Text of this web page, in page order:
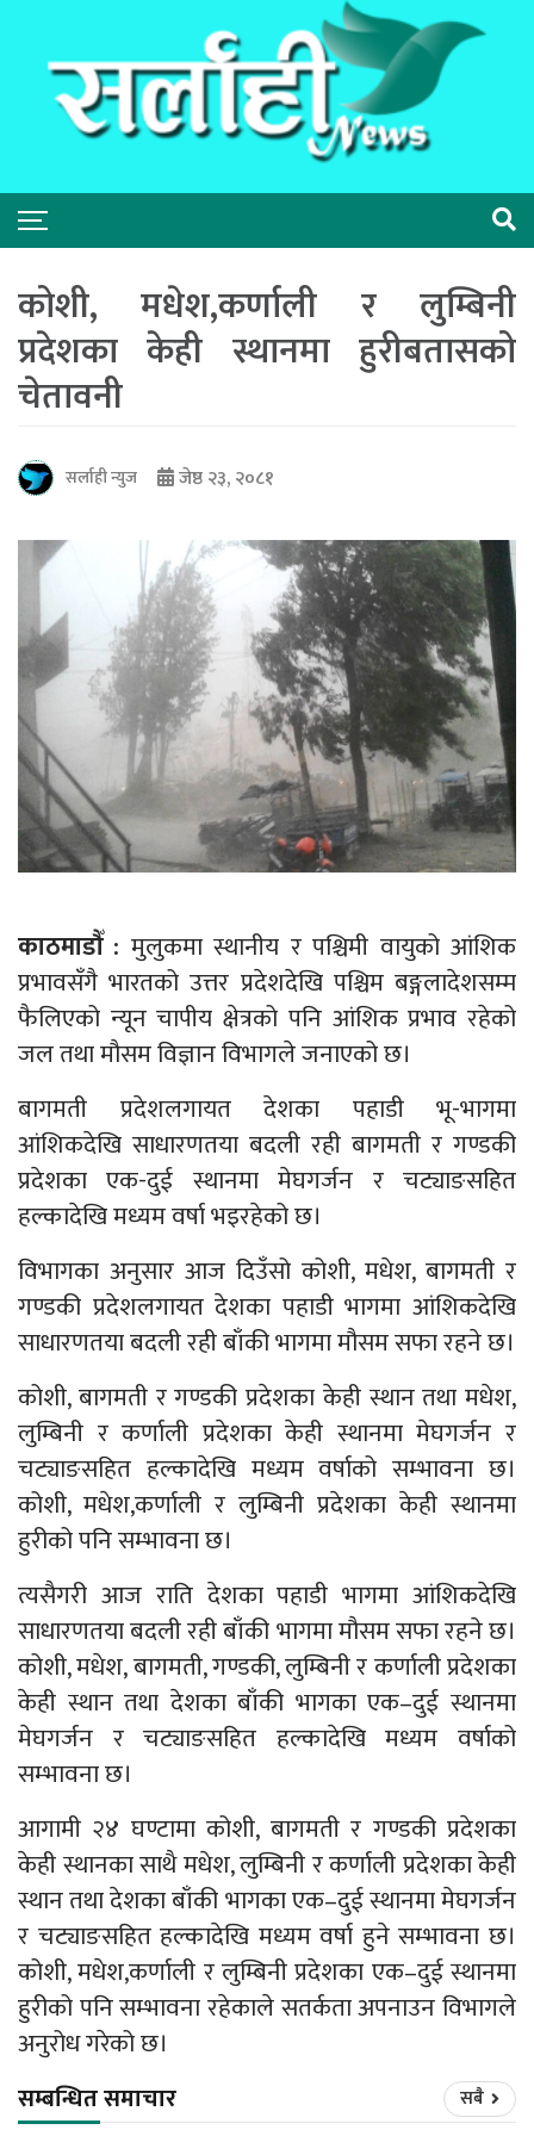
कोशी, मधेश,कर्णाली र लुम्बिनी
प्रदेशका केही स्थानमा हुरीबतासको
चेतावनी
सर्लाही न्युज जेष्ठ २३, २०८१
काठमाडौँ : मुलुकमा स्थानीय र पश्चिमी वायुको आंशिक
प्रभावसँगै भारतको उत्तर प्रदेशदेखि पश्चिम बङ्गलादेशसम्म
फैलिएको न्यून चापीय क्षेत्रको पनि आंशिक प्रभाव रहेको
जल तथा मौसम विज्ञान विभागले जनाएको छ।
बागमती प्रदेशलगायत देशका पहाडी भू-भागमा
आंशिकदेखि साधारणतया बदली रही बागमती र गण्डकी
प्रदेशका एक-दुई स्थानमा मेघगर्जन र चट्याङसहित
हल्कादेखि मध्यम वर्षा भइरहेको छ।
विभागका अनुसार आज दिउँसो कोशी, मधेश, बागमती र
गण्डकी प्रदेशलगायत देशका पहाडी भागमा आंशिकदेखि
साधारणतया बदली रही बाँकी भागमा मौसम सफा रहने छ।
कोशी, बागमती र गण्डकी प्रदेशका केही स्थान तथा मधेश,
लुम्बिनी र कर्णाली प्रदेशका केही स्थानमा मेघगर्जन र
चट्याङसहित हल्कादेखि मध्यम वर्षाको सम्भावना छ।
कोशी, मधेश,कर्णाली र लुम्बिनी प्रदेशका केही स्थानमा
हुरीको पनि सम्भावना छ।
त्यसैगरी आज राति देशका पहाडी भागमा आंशिकदेखि
साधारणतया बदली रही बाँकी भागमा मौसम सफा रहने छ।
कोशी, मधेश, बागमती, गण्डकी, लुम्बिनी र कर्णाली प्रदेशका
केही स्थान तथा देशका बाँकी भागका एक–दुई स्थानमा
मेघगर्जन र चट्याङसहित हल्कादेखि मध्यम वर्षाको
सम्भावना छ।
आगामी २४ घण्टामा कोशी, बागमती र गण्डकी प्रदेशका
केही स्थानका साथै मधेश, लुम्बिनी र कर्णाली प्रदेशका केही
स्थान तथा देशका बाँकी भागका एक–दुई स्थानमा मेघगर्जन
र चट्याङसहित हल्कादेखि मध्यम वर्षा हुने सम्भावना छ।
कोशी, मधेश,कर्णाली र लुम्बिनी प्रदेशका एक–दुई स्थानमा
हुरीको पनि सम्भावना रहेकाले सतर्कता अपनाउन विभागले
अनुरोध गरेको छ।
सम्बन्धित समाचार सबै